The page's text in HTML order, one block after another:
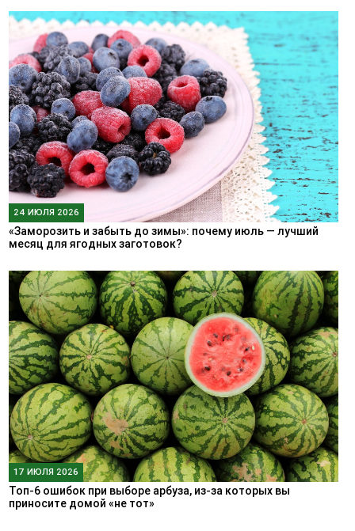
24 ИЮЛЯ 2026
«Заморозить и забыть до зимы»: почему июль — лучший
месяц для ягодных заготовок?
17 ИЮЛЯ 2026
Топ-6 ошибок при выборе арбуза, из-за которых вы
приносите домой «не тот»